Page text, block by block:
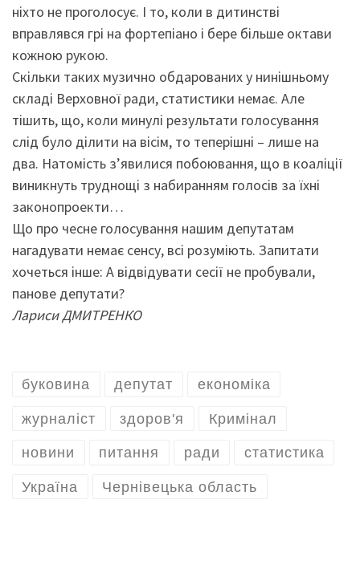
ніхто не проголосує. І то, коли в дитинстві
вправлявся грі на фортепіано і бере більше октави
кожною рукою.
Скільки таких музично обдарованих у нинішньому
складі Верховної ради, статистики немає. Але
тішить, що, коли минулі результати голосування
слід було ділити на вісім, то теперішні – лише на
два. Натомість з’явилися побоювання, що в коаліції
виникнуть труднощі з набиранням голосів за їхні
законопроекти…
Що про чесне голосування нашим депутатам
нагадувати немає сенсу, всі розуміють. Запитати
хочеться інше: А відвідувати сесії не пробували,
панове депутати?
Лариси ДМИТРЕНКО
буковина депутат економіка
журналіст здоров'я Кримінал
новини питання ради статистика
Україна Чернівецька область